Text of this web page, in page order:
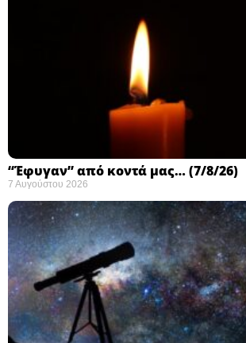
“Έφυγαν” από κοντά μας… (7/8/26)
7 Αυγούστου 2026